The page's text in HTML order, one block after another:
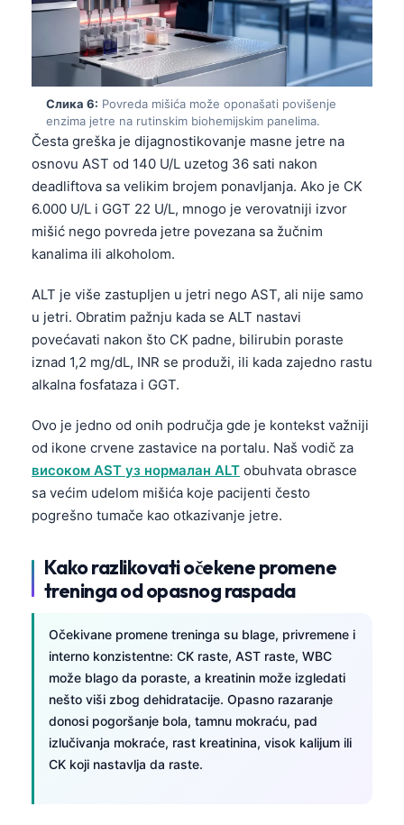
Слика 6: Povreda mišića može oponašati povišenje
enzima jetre na rutinskim biohemijskim panelima.
Česta greška je dijagnostikovanje masne jetre na
osnovu AST od 140 U/L uzetog 36 sati nakon
deadliftova sa velikim brojem ponavljanja. Ako je CK
6.000 U/L i GGT 22 U/L, mnogo je verovatniji izvor
mišić nego povreda jetre povezana sa žučnim
kanalima ili alkoholom.
ALT je više zastupljen u jetri nego AST, ali nije samo
u jetri. Obratim pažnju kada se ALT nastavi
povećavati nakon što CK padne, bilirubin poraste
iznad 1,2 mg/dL, INR se produži, ili kada zajedno rastu
alkalna fosfataza i GGT.
Ovo je jedno od onih područja gde je kontekst važniji
od ikone crvene zastavice na portalu. Naš vodič za
високом AST уз нормалан ALT obuhvata obrasce
sa većim udelom mišića koje pacijenti često
pogrešno tumače kao otkazivanje jetre.
Kako razlikovati očekene promene
treninga od opasnog raspada
Očekivane promene treninga su blage, privremene i
interno konzistentne: CK raste, AST raste, WBC
može blago da poraste, a kreatinin može izgledati
nešto viši zbog dehidratacije. Opasno razaranje
donosi pogoršanje bola, tamnu mokraću, pad
izlučivanja mokraće, rast kreatinina, visok kalijum ili
CK koji nastavlja da raste.
Kiswahili
አማርኛ
Українська
O‘zbekcha
Català
Қазақ тілі
Suomi
Slovenčina
كوردی‎
پښتو
سنڌي
অসমীয়া
Galego
Latviešu valoda
Euskara
Gàidhlig
Occitan
العربية المغربية
Afrikaans
Монгол
ພາສາລາວ
Basa Jawa
Cebuano